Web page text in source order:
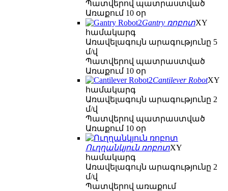
Պատվերով պատրաստված
Առաքում 10 օր
Gantry ռոբոտXY
համակարգ
Առավելագույն արագությունը 5
մ/վ
Պատվերով պատրաստված
Առաքում 10 օր
Cantilever RobotXY
համակարգ
Առավելագույն արագությունը 2
մ/վ
Պատվերով պատրաստված
Առաքում 10 օր
Ուղղանկյուն ռոբոտXY
համակարգ
Առավելագույն արագությունը 2
մ/վ
Պատվերով առաքում